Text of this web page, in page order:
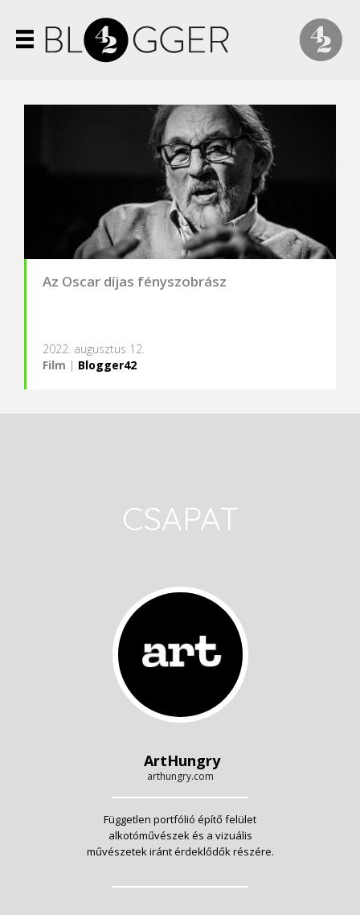
Az Oscar díjas fényszobrász
2022. augusztus 12.
Film | Blogger42
CSAPAT
ArtHungry
arthungry.com
Független portfólió építő felület
alkotóművészek és a vizuális
művészetek iránt érdeklődők részére.